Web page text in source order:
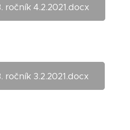
ročník 4.2.2021.docx
ročník 3.2.2021.docx